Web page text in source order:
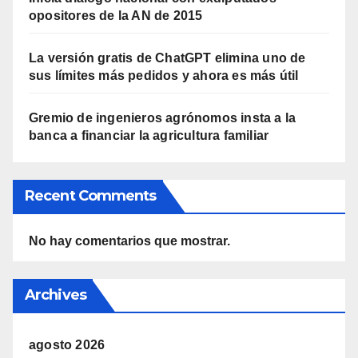
opositores de la AN de 2015
La versión gratis de ChatGPT elimina uno de
sus límites más pedidos y ahora es más útil
Gremio de ingenieros agrónomos insta a la
banca a financiar la agricultura familiar
Recent Comments
No hay comentarios que mostrar.
Archives
agosto 2026